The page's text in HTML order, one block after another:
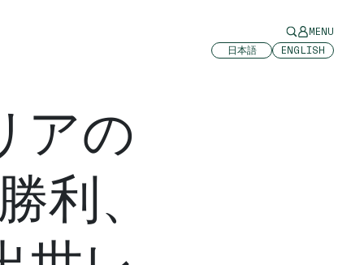
MENU
日本語
ENGLISH
アの
利、